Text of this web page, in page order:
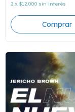
2 x $12.000 sin interés